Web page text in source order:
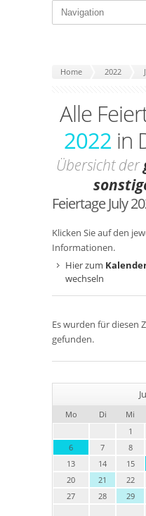
Home 2022
Alle
2022 in
Übersicht der
Feiertage July
Klicken Sie auf den
Informationen.
Hier zum
wechseln
Es wurden für diesen
gefunden.
Mo Di Mi
1
6
7 8
13
14 15
20
21 22
27
28 29